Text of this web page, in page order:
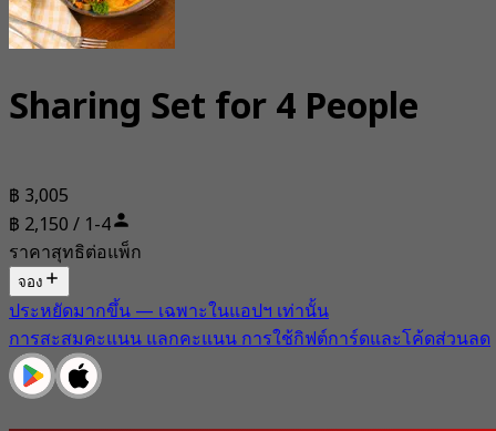
Sharing Set for 4 People
฿ 3,005
฿ 2,150 / 1-4
ราคาสุทธิต่อแพ็ก
จอง
ประหยัดมากขึ้น — เฉพาะในแอปฯ เท่านั้น
การสะสมคะแนน แลกคะแนน การใช้กิฟต์การ์ดและโค้ดส่วนลด